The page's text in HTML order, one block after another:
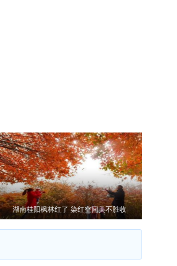
湖南桂阳枫林红了 染红空间美不胜收